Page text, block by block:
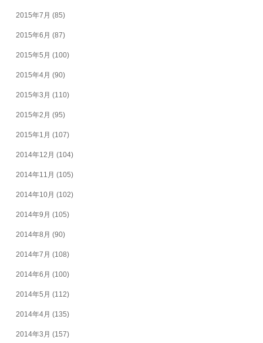
2015年7月 (85)
2015年6月 (87)
2015年5月 (100)
2015年4月 (90)
2015年3月 (110)
2015年2月 (95)
2015年1月 (107)
2014年12月 (104)
2014年11月 (105)
2014年10月 (102)
2014年9月 (105)
2014年8月 (90)
2014年7月 (108)
2014年6月 (100)
2014年5月 (112)
2014年4月 (135)
2014年3月 (157)